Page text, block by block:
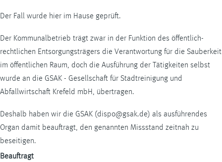
Der Fall wurde hier im Hause geprüft.
Der Kommunalbetrieb trägt zwar in der Funktion des öffentlich-
rechtlichen Entsorgungsträgers die Verantwortung für die Sauberkeit
im öffentlichen Raum, doch die Ausführung der Tätigkeiten selbst
wurde an die GSAK - Gesellschaft für Stadtreinigung und
Abfallwirtschaft Krefeld mbH, übertragen.
Deshalb haben wir die GSAK (dispo@gsak.de) als ausführendes
Organ damit beauftragt, den genannten Missstand zeitnah zu
beseitigen.
Beauftragt